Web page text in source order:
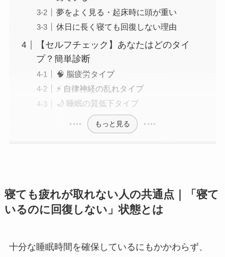
夢をよく見る・起床時に頭が重い
休日に長く寝ても回復しない理由
【セルフチェック】あなたはどのタイ
プ？簡単診断
🧠 脳疲労タイプ
⚡ 自律神経の乱れタイプ
🌙 睡眠の質低下タイプ
もっと見る
寝ても疲れが取れない人の共通点｜「寝て
いるのに回復しない」状態とは
十分な睡眠時間を確保しているにもかかわらず、